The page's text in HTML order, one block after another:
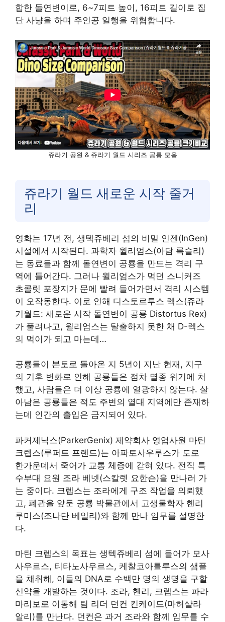
합한 돌연변이로, 6~7피트 높이, 16피트 길이로 집
단 사냥을 하며 주인공 일행을 위협합니다.
쥬라기 공원 & 쥬라기 월드 시리즈 공룡 모음
쥬라기 월드 새로운 시작 줄거
리
영화는 17년 전, 생텍쥬베리 섬의 비밀 인젠(InGen)
시설에서 시작된다. 과학자 윌리엄스(아담 록슬리)
는 동료들과 함께 돌연변이 공룡을 만드는 격리 구
역에 들어간다. 그러나 윌리엄스가 먹던 스니커즈
초콜릿 포장지가 문에 빨려 들어가면서 격리 시스템
이 오작동한다. 이로 인해 디스토르투스 렉스(쥬라
기월드: 새로운 시작 돌연변이 공룡 Distortus Rex)
가 풀려나고, 윌리엄스는 탈출하지 못한 채 D-렉스
의 먹이가 되고 마는데…
공룡들이 본토로 돌아온 지 5년이 지난 현재, 지구
의 기후 변화로 인해 공룡들은 점차 멸종 위기에 처
했고, 사람들은 더 이상 공룡에 열광하지 않는다. 살
아남은 공룡들은 적도 주변의 열대 지역에만 존재하
는데 인간의 출입은 금지되어 있다.
파커제닉스(ParkerGenix) 제약회사 영업사원 마틴
크렙스(루퍼트 프렌드)는 아파토사우루스가 도로
한가운데서 죽어가 교통 체증에 갇혀 있다. 전직 특
수부대 요원 조라 베넷(스칼렛 요한슨)을 만나러 가
는 중이다. 크렙스는 조라에게 구조 작업을 의뢰했
고, 폐관을 앞둔 공룡 박물관에서 고생물학자 헨리
루미스(조나단 베일리)와 함께 만나 임무를 설명한
다.
마틴 크렙스의 목표는 생텍쥬베리 섬에 들어가 모사
사우르스, 티타노사우르스, 케찰코아틀루스의 샘플
을 채취해, 이들의 DNA로 수백만 명의 생명을 구할
신약을 개발하는 것이다. 조라, 헨리, 크렙스는 파라
마리보로 이동해 팀 리더 던컨 킨케이드(마허샬라
알리)를 만난다. 던컨은 과거 조라와 함께 임무를 수